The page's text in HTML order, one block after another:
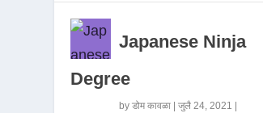
Japanese Ninja
Degree
byडोम कावळा |जुलै 24, 2021